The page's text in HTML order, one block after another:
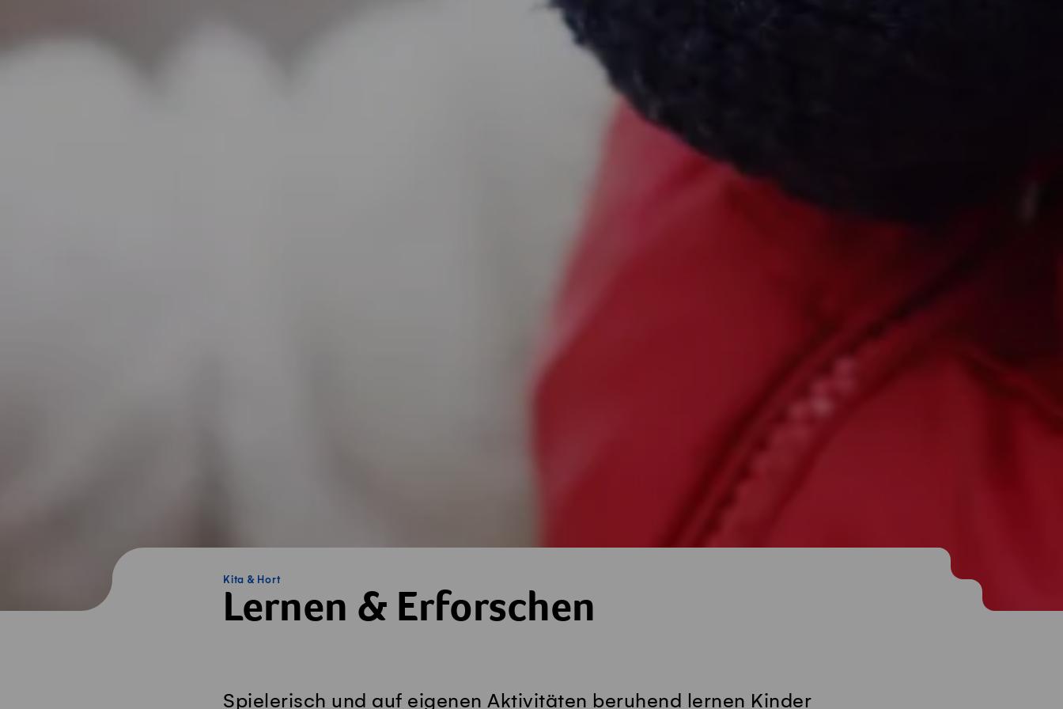
Kita & Hort
Lernen & Erforschen
Spielerisch und auf eigenen Aktivitäten beruhend lernen Kinder